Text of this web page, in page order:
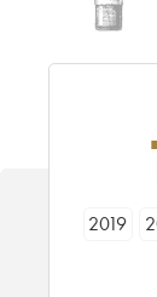
2019